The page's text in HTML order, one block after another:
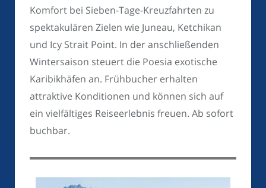
Komfort bei Sieben-Tage-Kreuzfahrten zu
spektakulären Zielen wie Juneau, Ketchikan
und Icy Strait Point. In der anschließenden
Wintersaison steuert die Poesia exotische
Karibikhäfen an. Frühbucher erhalten
attraktive Konditionen und können sich auf
ein vielfältiges Reiseerlebnis freuen. Ab sofort
buchbar.